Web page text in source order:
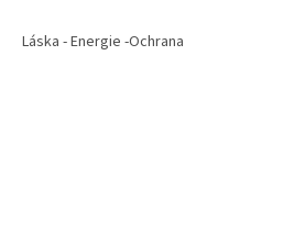
Láska - Energie -Ochrana